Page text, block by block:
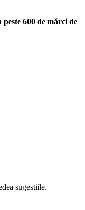
600 de mărci de
sugestiile.